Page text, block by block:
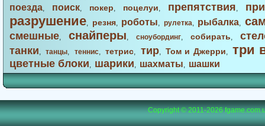
поезда, поиск, покер, поцелуи, препятствия,
разрушение, резня, роботы, рулетка, рыбалка,
смешные, снайперы, сноубординг, собирать,
танки,танцы, теннис,тетрис, тир,Том и Джерри, три
цветные блоки, шарики, шахматы, шашки
Copyright © 2011-2026